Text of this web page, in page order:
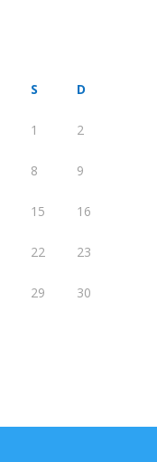
S D
1 2
8 9
15 16
22 23
29 30